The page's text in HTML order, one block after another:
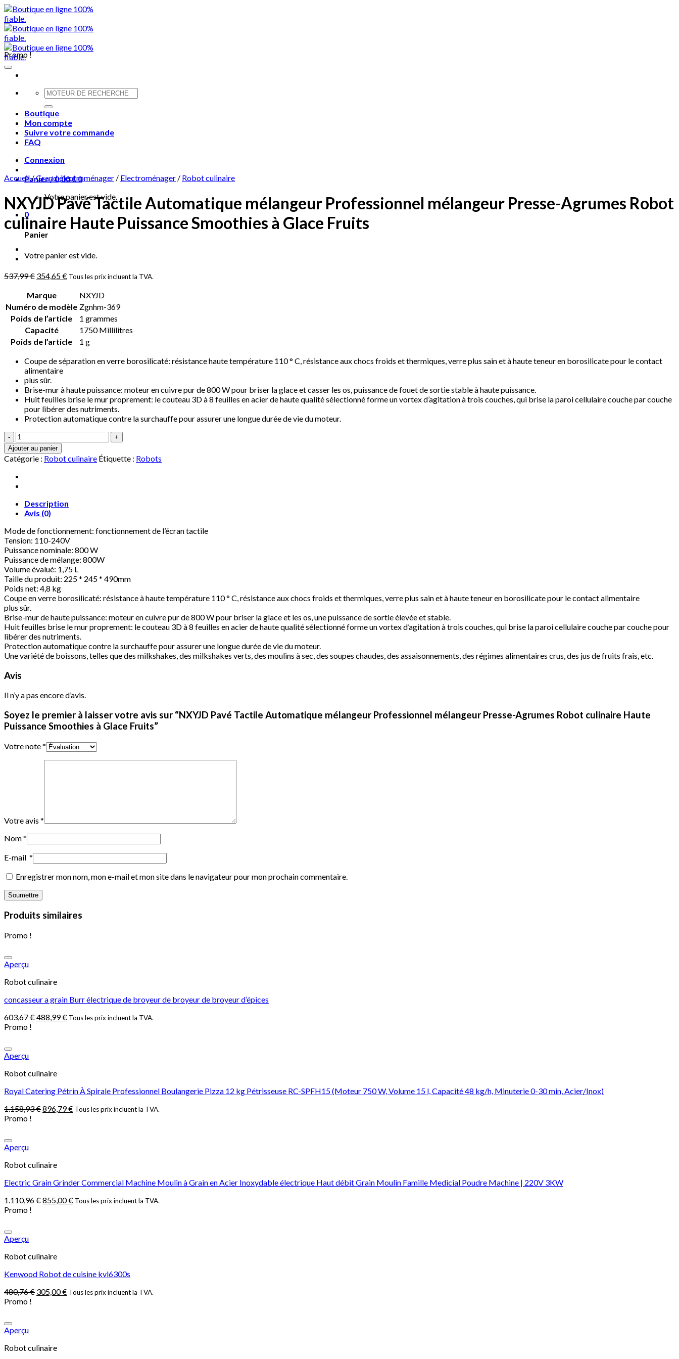
Skip
to
content
Recherche
pour :
Boutique
Mon compte
Suivre votre commande
FAQ
Connexion
Panier /0,00€0
Votre panier est vide.
0
Panier
Votre panier est vide.
Promo !
Accueil/Grand électroménager / Electroménager / Robot culinaire
NXYJD Pavé Tactile Automatique mélangeur Professionnel mélangeur Presse-Agrumes Robot
culinaire Haute Puissance Smoothies à Glace Fruits
537,99€ 354,65€ Tous les prix incluent la TVA.
Marque
‎NXYJD
Numéro de modèle ‎Zgnhm-369
Poids de l’article
‎1 grammes
Capacité
‎1750 Millilitres
Poids de l’article
‎1 g
Coupe de séparation en verre borosilicaté: résistance haute température 110 ° C, résistance aux chocs froids et thermiques, verre plus sain et à haute teneur en borosilicate pour le contact
alimentaire
plus sûr.
Brise-mur à haute puissance: moteur en cuivre pur de 800 W pour briser la glace et casser les os, puissance de fouet de sortie stable à haute puissance.
Huit feuilles brise le mur proprement: le couteau 3D à 8 feuilles en acier de haute qualité sélectionné forme un vortex d’agitation à trois couches, qui brise la paroi cellulaire couche par couche
pour libérer des nutriments.
Protection automatique contre la surchauffe pour assurer une longue durée de vie du moteur.
quantité
de
NXYJD
Pavé
Tactile
Automatique
Professionnel
mélangeur
Agrumes
Robot
culinaire
Haute
Puissance
Smoothies
à
Glace
Fruits
Ajouter au panier
Catégorie : Robot culinaire Étiquette : Robots
Description
Avis (0)
Mode de fonctionnement: fonctionnement de l’écran tactile
Tension: 110-240V
Puissance nominale: 800 W
Puissance de mélange: 800W
Volume évalué: 1,75 L
Taille du produit: 225 * 245 * 490mm
Poids net: 4,8 kg
Coupe en verre borosilicaté: résistance à haute température 110 ° C, résistance aux chocs froids et thermiques, verre plus sain et à haute teneur en borosilicate pour le contact alimentaire
plus sûr.
Brise-mur de haute puissance: moteur en cuivre pur de 800 W pour briser la glace et les os, une puissance de sortie élevée et stable.
Huit feuilles brise le mur proprement: le couteau 3D à 8 feuilles en acier de haute qualité sélectionné forme un vortex d’agitation à trois couches, qui brise la paroi cellulaire couche par couche pour
libérer des nutriments.
Protection automatique contre la surchauffe pour assurer une longue durée de vie du moteur.
Une variété de boissons, telles que des milkshakes, des milkshakes verts, des moulins à sec, des soupes chaudes, des assaisonnements, des régimes alimentaires crus, des jus de fruits frais, etc.
Avis
Il n’y a pas encore d’avis.
Soyez le premier à laisser votre avis sur “NXYJD Pavé Tactile Automatique mélangeur Professionnel mélangeur Presse-Agrumes Robot culinaire Haute
Puissance Smoothies à Glace Fruits”
Votre note*
Votre avis *
Nom*
E-mail *
Enregistrer mon nom, mon e-mail et mon site dans le navigateur pour mon prochain commentaire.
Produits similaires
Promo !
Aperçu
Robot culinaire
concasseur a grain Burr électrique de broyeur de broyeur de broyeur d’épices
603,67€488,99€ Tous les prix incluent la TVA.
Promo !
Aperçu
Robot culinaire
Royal Catering Pétrin À Spirale Professionnel Boulangerie Pizza 12 kg Pétrisseuse RC-SPFH15 (Moteur 750 W, Volume 15 l, Capacité 48 kg/h, Minuterie 0-30 min, Acier/Inox)
1.158,93€896,79€ Tous les prix incluent la TVA.
Promo !
Aperçu
Robot culinaire
Electric Grain Grinder Commercial Machine Moulin à Grain en Acier Inoxydable électrique Haut débit Grain Moulin Famille Medicial Poudre Machine | 220V 3KW
1.110,96€855,00€ Tous les prix incluent la TVA.
Promo !
Aperçu
Robot culinaire
Kenwood Robot de cuisine kvl6300s
480,76€ 305,00€ Tous les prix incluent la TVA.
Promo !
Aperçu
Robot culinaire